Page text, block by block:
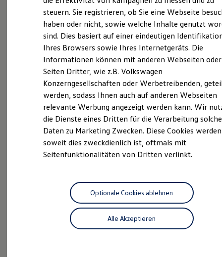
Fleet Interface Data
Multistop Pathfinder
Übersicht Software Updates
Digitales Bordbuch
Fahrerassistenz- und Sicherheitssysteme
Kontrollleuchten
Kurzfahrprofile und Ölverdünnung
Batterieverordnung
XTL-Dieselkraftstoff
Ersatzteile und Betriebsflüssigkeiten
Original Zubehör und Lifestyle Produkte
myVolkswagen
myVolkswagen Business
Elektrisch & Autonom
Unser Ansatz
Reichweitensimulator
Ladezeitensimulator
Ladelösungen für Privatkunden
Ladelösungen für Gewerbekunden
Wallbox und Ladekabel
Bidirektionales Laden
Herzlich willkommen bei
Hahn
Als schwäbische Unternehmerfamilie mit über 100
Jahren Erfahrung wissen wir, wie wichtig es ist,
Tradition mit Innovation zu verbinden. An unseren 14
Volkswagen Nutzfahrzeuge Standorten in der Region
bieten wir Ihnen den perfekten Service rund um die
Marke Volkswagen Nutzfahrzeuge – immer mit dem
Anspruch, Ihre Erwartungen zu übertreffen.
Überzeugen Sie sich selbst und besuchen Sie unseren
Volkswagen Nutzfahrzeuge Service Standort
Das sind unsere Leistungen
steuern. Sie registrieren, ob Sie eine Webseite
haben oder nicht, sowie welche Inhalte genutzt
sind. Dies basiert auf einer eindeutigen
Ihres Browsers sowie Ihres Internetgeräts. Die
Informationen können mit anderen Webseiten oder
Seiten Dritter, wie z.B. Volkswagen
Konzerngesellschaften oder Werbetreibenden,
werden, sodass Ihnen auch auf anderen Webseiten
relevante Werbung angezeigt werden kann. Wir
die Dienste eines Dritten für die Verarbeitung
Daten zu Marketing Zwecken. Diese Cookies
soweit dies zweckdienlich ist, oftmals mit
Seitenfunktionalitäten von Dritten verlinkt.
Alle Akzeptieren
Optionale Cookies ablehnen